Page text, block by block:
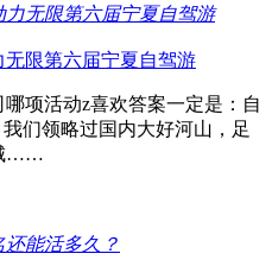
无限第六届宁夏自驾游
项活动z喜欢答案一定是：自
们领略过国内大好河山，足
……